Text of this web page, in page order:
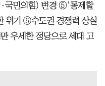
국민의힘) 변경 ⑤‘통제할
위기 ⑥수도권 경쟁력 상실
우세한 정당으로 세대 고